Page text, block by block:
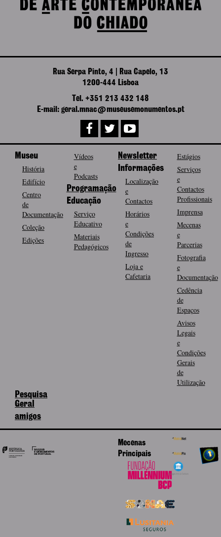
Rua Serpa Pinto, 4 | Rua Capelo, 13
1200-444 Lisboa
Tel. +351 213 432 148
E-mail: geral.mnac@museusemonumentos.pt
Museu
História
Edifício
Centro
de
Documentação
Coleção
Edições
Vídeos
e
Podcasts
Programação
Educação
Serviço
Educativo
Materiais
Pedagógicos
Newsletter
Informações
Localização
e
Contactos
Horários
e
Condições
de
Ingresso
Loja e
Cafetaria
Estágios
Serviços
e
Contactos
Profissionais
Imprensa
Mecenas
e
Parcerias
Fotografia
e
Documentação
Cedência
de
Espaços
Avisos
Legais
e
Condições
Gerais
de
Utilização
Pesquisa
Geral
amigos
Mecenas
Principais